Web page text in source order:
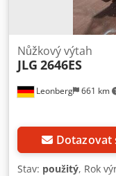
Leonberg 661 km
Nůžkový výtah
JLG 2646ES
Dotazovat
Stav: použitý, Rok